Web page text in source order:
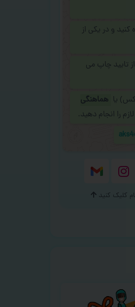
کنید و در یکی از
تایید چاپ می
یا هماهنگی
را انجام دهید.
کلیک کنید